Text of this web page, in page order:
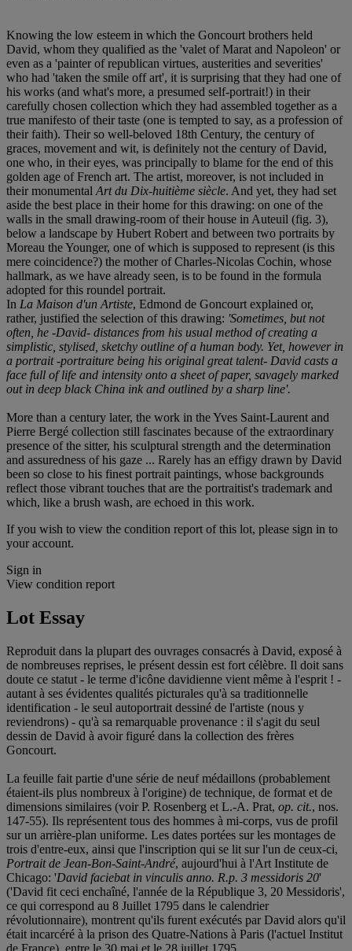
Knowing the low esteem in which the Goncourt brothers held
David, whom they qualified as the 'valet of Marat and Napoleon' or
even as a 'painter of republican virtues, austerities and severities'
who had 'taken the smile off art', it is surprising that they had one of
his works (and what's more, a presumed self-portrait!) in their
carefully chosen collection which they had assembled together as a
true manifesto of their taste (one is tempted to say, as a profession of
their faith). Their so well-beloved 18th Century, the century of
graces, movement and wit, is definitely not the century of David,
one who, in their eyes, was principally to blame for the end of this
golden age of French art. The artist, moreover, is not included in
their monumental Art du Dix-huitième siècle. And yet, they had set
aside the best place in their home for this drawing: on one of the
walls in the small drawing-room of their house in Auteuil (fig. 3),
below a landscape by Hubert Robert and between two portraits by
Moreau the Younger, one of which is supposed to represent (is this
mere coincidence?) the mother of Charles-Nicolas Cochin, whose
hallmark, as we have already seen, is to be found in the formula
adopted for this roundel portrait.
In La Maison d'un Artiste, Edmond de Goncourt explained or,
rather, justified the selection of this drawing: 'Sometimes, but not
often, he -David- distances from his usual method of creating a
simplistic, stylised, sketchy outline of a human body. Yet, however in
a portrait -portraiture being his original great talent- David casts a
face full of life and intensity onto a sheet of paper, savagely marked
out in deep black China ink and outlined by a sharp line'.
More than a century later, the work in the Yves Saint-Laurent and
Pierre Bergé collection still fascinates because of the extraordinary
presence of the sitter, his sculptural strength and the determination
and assuredness of his gaze ... Rarely has an effigy drawn by David
been so close to his finest portrait paintings, whose backgrounds
reflect those vibrant touches that are the portraitist's trademark and
which, like a brush wash, are echoed in this work.
If you wish to view the condition report of this lot, please sign in to
your account.
Sign in
View condition report
Lot Essay
Reproduit dans la plupart des ouvrages consacrés à David, exposé à
de nombreuses reprises, le présent dessin est fort célèbre. Il doit sans
doute ce statut - le terme d'icône davidienne vient même à l'esprit ! -
autant à ses évidentes qualités picturales qu'à sa traditionnelle
identification - le seul autoportrait dessiné de l'artiste (nous y
reviendrons) - qu'à sa remarquable provenance : il s'agit du seul
dessin de David à avoir figuré dans la collection des frères
Goncourt.
La feuille fait partie d'une série de neuf médaillons (probablement
étaient-ils plus nombreux à l'origine) de technique, de format et de
dimensions similaires (voir P. Rosenberg et L.-A. Prat, op. cit., nos.
147-55). Ils représentent tous des hommes à mi-corps, vus de profil
sur un arrière-plan uniforme. Les dates portées sur les montages de
trois d'entre-eux, ainsi que l'inscription qui se lit sur l'un de ceux-ci,
Portrait de Jean-Bon-Saint-André, aujourd'hui à l'Art Institute de
Chicago: 'David faciebat in vinculis anno. R.p. 3 messidoris 20'
('David fit ceci enchaîné, l'année de la République 3, 20 Messidoris',
ce qui correspond au 8 Juillet 1795 dans le calendrier
révolutionnaire), montrent qu'ils furent exécutés par David alors qu'il
était incarcéré à la prison des Quatre-Nations à Paris (l'actuel Institut
de France), entre le 30 mai et le 28 juillet 1795.